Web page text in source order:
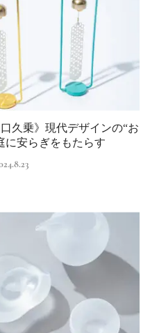
久乗》現代デザインの“お
に安らぎをもたらす